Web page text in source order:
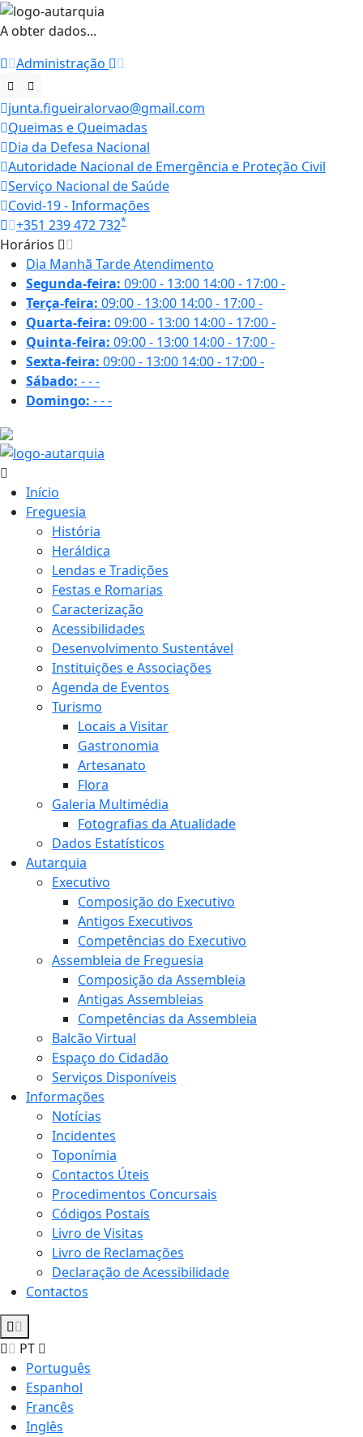
A obter dados...
Administração
junta.figueiralorvao@gmail.com
Queimas e Queimadas
Dia da Defesa Nacional
Autoridade Nacional de Emergência e Proteção Civil
Serviço Nacional de Saúde
Covid-19 - Informações
+351 239 472 732*
Horários
Dia Manhã TardeAtendimento
Segunda-feira: 09:00 - 13:00 14:00 - 17:00-
Terça-feira: 09:00 - 13:00 14:00 - 17:00-
Quarta-feira: 09:00 - 13:00 14:00 - 17:00-
Quinta-feira: 09:00 - 13:00 14:00 - 17:00-
Sexta-feira: 09:00 - 13:00 14:00 - 17:00-
Sábado: ---
Domingo: ---
Início
Freguesia
História
Heráldica
Lendas e Tradições
Festas e Romarias
Caracterização
Acessibilidades
Desenvolvimento Sustentável
Instituições e Associações
Agenda de Eventos
Turismo
Locais a Visitar
Gastronomia
Artesanato
Flora
Galeria Multimédia
Fotografias da Atualidade
Dados Estatísticos
Autarquia
Executivo
Composição do Executivo
Antigos Executivos
Competências do Executivo
Assembleia de Freguesia
Composição da Assembleia
Antigas Assembleias
Competências da Assembleia
Balcão Virtual
Espaço do Cidadão
Serviços Disponíveis
Informações
Notícias
Incidentes
Toponímia
Contactos Úteis
Procedimentos Concursais
Códigos Postais
Livro de Visitas
Livro de Reclamações
Declaração de Acessibilidade
Contactos
PT
Português
Espanhol
Francês
Inglês